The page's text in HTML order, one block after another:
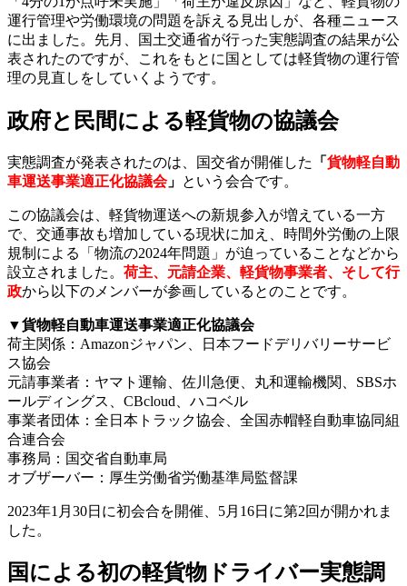
運行管理や労働環境の問題を訴える見出しが、各種ニュース
に出ました。先月、国土交通省が行った実態調査の結果が公
表されたのですが、これをもとに国としては軽貨物の運行管
理の見直しをしていくようです。
政府と民間による軽貨物の協議会
実態調査が発表されたのは、国交省が開催した 「 貨物軽自動
車運送事業適正化協議会」 という会合です。
この協議会は、軽貨物運送への新規参入が増えている一方
で、交通事故も増加している現状に加え、時間外労働の上限
規制による「物流の2024年問題」が迫っていることなどから
設立されました。 荷主、元請企業、軽貨物事業者、そして行
政から以下のメンバーが参画しているとのことです。
▼貨物軽自動車運送事業適正化協議会
荷主関係：Amazonジャパン、日本フードデリバリーサービ
ス協会
元請事業者：ヤマト運輸、佐川急便、丸和運輸機関、SBSホ
ールディングス、CBcloud、ハコベル
事業者団体：全日本トラック協会、全国赤帽軽自動車協同組
合連合会
事務局：国交省自動車局
オブザーバー：厚生労働省労働基準局監督課
2023年1月30日に初会合を開催、5月16日に第2回が開かれま
した。
国による初の軽貨物ドライバー実態調